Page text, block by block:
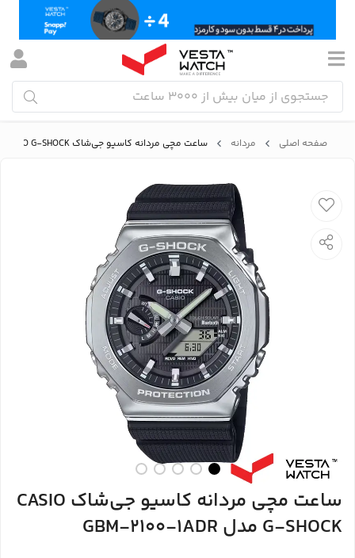
صفحه اصلی مردانه ساعت مچی مردانه کاسیو جی‌شاک CASIO G-SHOCK مدل GBM-2100-1ADR
ساعت مچی مردانه کاسیو جی‌شاک CASIO
G-SHOCK مدل GBM-2100-1ADR